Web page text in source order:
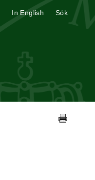
In English Sök